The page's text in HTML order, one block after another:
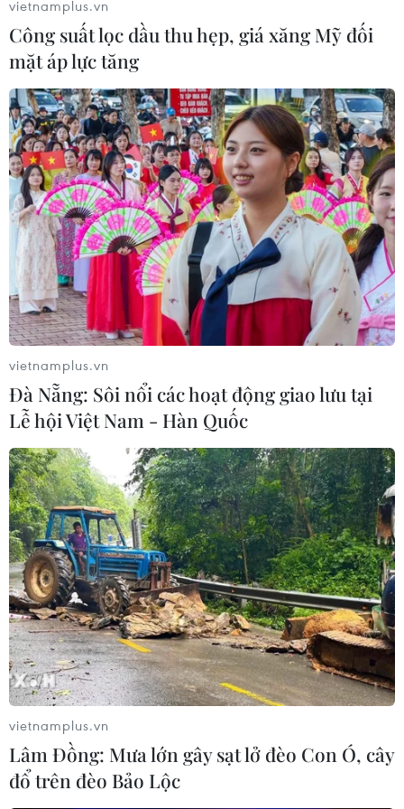
Hội nghị B20 - Sự kiện chuẩn bị cho Hội
nghị thượng đỉnh G20
18/07/2014 07:40
Hội nghị các nhà lãnh đạo doanh nghiệp toàn cầu khai
mạc ngày 17/7 tại Sydney và là sự chuẩn bị cho Hội
nghị thượng đỉnh Nhóm các nền kinh tế phát triển và
mới nổi hàng đầu thế giới sắp tới.
G20 khó với tới các mục tiêu tăng trưởng
đầy tham vọng
24/06/2014 11:15
Bộ trưởng Tài chính Australia nhận định các cuộc cải
cách đến giờ vẫn chưa "đủ đô" để giúp kinh tế toàn cầu
đạt được mục tiêu tăng trưởng.
vietnamplus.vn
Công suất lọc dầu thu hẹp, giá xăng Mỹ đối
mặt áp lực tăng
vietnamplus.vn
Đà Nẵng: Sôi nổi các hoạt động giao lưu tại
Lễ hội Việt Nam - Hàn Quốc
vietnamplus.vn
Lâm Đồng: Mưa lớn gây sạt lở đèo Con Ó, cây
đổ trên đèo Bảo Lộc